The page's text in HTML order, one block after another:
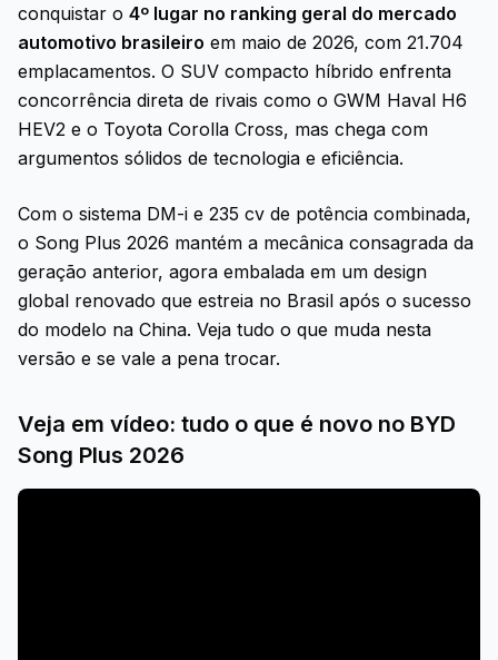
conquistar o 4º lugar no ranking geral do mercado
automotivo brasileiro em maio de 2026, com 21.704
emplacamentos. O SUV compacto híbrido enfrenta
concorrência direta de rivais como o GWM Haval H6
HEV2 e o Toyota Corolla Cross, mas chega com
argumentos sólidos de tecnologia e eficiência.
Com o sistema DM-i e 235 cv de potência combinada,
o Song Plus 2026 mantém a mecânica consagrada da
geração anterior, agora embalada em um design
global renovado que estreia no Brasil após o sucesso
do modelo na China. Veja tudo o que muda nesta
versão e se vale a pena trocar.
Veja em vídeo: tudo o que é novo no BYD
Song Plus 2026